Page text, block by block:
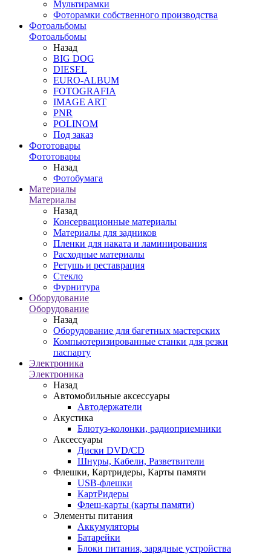
Мультирамки
Фоторамки собственного производства
Фотоальбомы
Фотоальбомы
Назад
BIG DOG
DIESEL
EURO-ALBUM
FOTOGRAFIA
IMAGE ART
PNR
POLINOM
Под заказ
Фототовары
Фототовары
Назад
Фотобумага
Материалы
Материалы
Назад
Консервационные материалы
Материалы для задников
Пленки для наката и ламинирования
Расходные материалы
Ретушь и реставрация
Стекло
Фурнитура
Оборудование
Оборудование
Назад
Оборудование для багетных мастерских
Компьютеризированные станки для резки
паспарту
Электроника
Электроника
Назад
Автомобильные аксессуары
Автодержатели
Акустика
Блютуз-колонки, радиоприемники
Аксессуары
Диски DVD/CD
Шнуры, Кабели, Разветвители
Флешки, Картридеры, Карты памяти
USB-флешки
КартРидеры
Флеш-карты (карты памяти)
Элементы питания
Аккумуляторы
Батарейки
Блоки питания, зарядные устройства